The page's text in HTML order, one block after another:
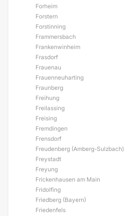
Forheim
Forstern
Forstinning
Frammersbach
Frankenwinheim
Frasdorf
Frauenau
Frauenneuharting
Fraunberg
Freihung
Freilassing
Freising
Fremdingen
Frensdorf
Freudenberg (Amberg-Sulzbach)
Freystadt
Freyung
Frickenhausen am Main
Fridolfing
Friedberg (Bayern)
Friedenfels